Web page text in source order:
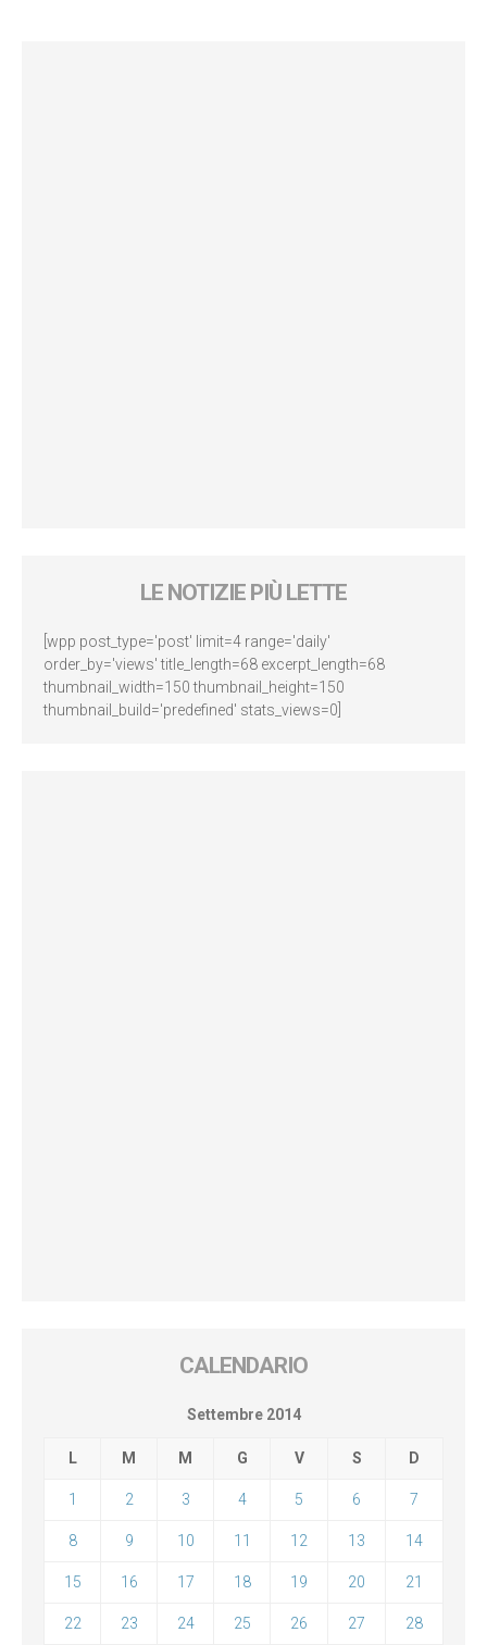
LE NOTIZIE PIÙ LETTE
[wpp post_type='post' limit=4 range='daily'
order_by='views' title_length=68 excerpt_length=68
thumbnail_width=150 thumbnail_height=150
thumbnail_build='predefined' stats_views=0]
CALENDARIO
Settembre 2014
L M M G V S D
1 2 3 4 5 6 7
8 9 10 11 12 13 14
15 16 17 18 19 20 21
22 23 24 25 26 27 28